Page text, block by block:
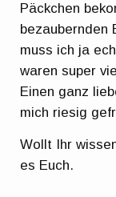
Päckchen
bezaubernden
muss ich ja
waren super
Einen ganz
mich riesig
Wollt Ihr
es Euch.